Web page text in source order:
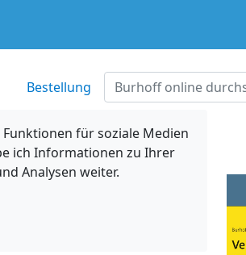
Bestellung
für soziale Medien
ich Informationen zu Ihrer
Analysen weiter.